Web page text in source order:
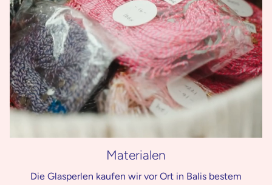
Materialen
Die Glasperlen kaufen wir vor Ort in Balis bestem